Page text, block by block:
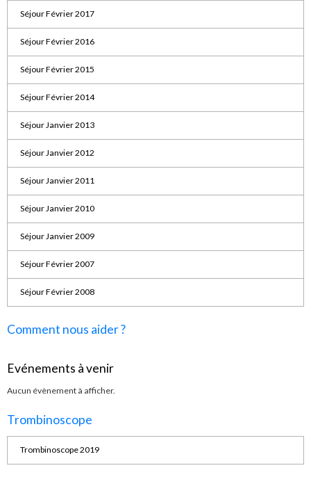
Séjour Février 2017
Séjour Février 2016
Séjour Février 2015
Séjour Février 2014
Séjour Janvier 2013
Séjour Janvier 2012
Séjour Janvier 2011
Séjour Janvier 2010
Séjour Janvier 2009
Séjour Février 2007
Séjour Février 2008
Comment nous aider ?
Evénements à venir
Aucun évènement à afficher.
Trombinoscope
Trombinoscope 2019